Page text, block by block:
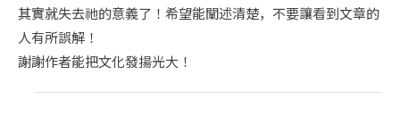
其實就失去祂的意義了！希望能闡述清楚，不要讓看到文章的
人有所誤解！
謝謝作者能把文化發揚光大！